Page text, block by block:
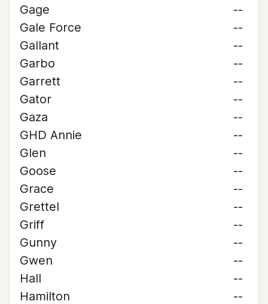
Gage
--
Gale Force
--
Gallant
--
Garbo
--
Garrett
--
Gator
--
Gaza
--
GHD Annie
--
Glen
--
Goose
--
Grace
--
Grettel
--
Griff
--
Gunny
--
Gwen
--
Hall
--
Hamilton
--